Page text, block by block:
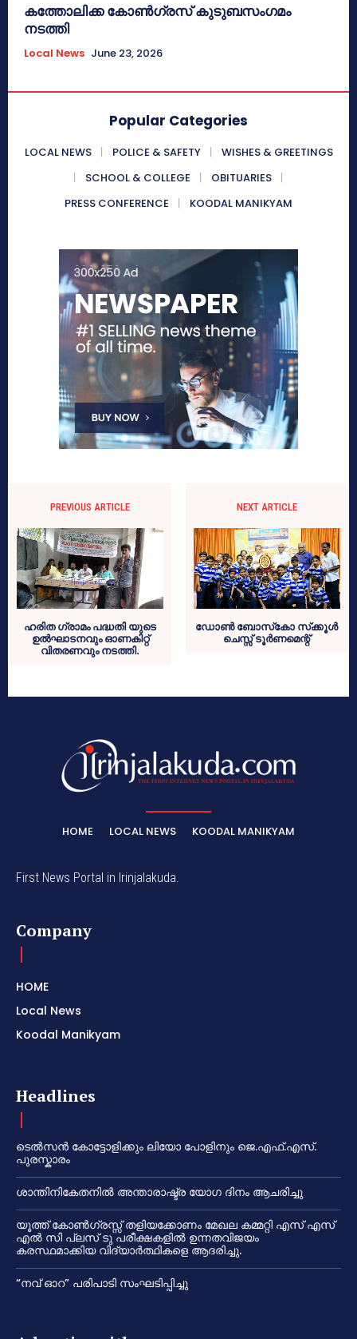
കത്തോലിക്ക കോൺഗ്രസ് കുടുബസംഗമം
നടത്തി
Local News June 23, 2026
Popular Categories
LOCAL NEWS POLICE & SAFETY
WISHES & GREETINGS
SCHOOL & COLLEGE
OBITUARIES
PRESS CONFERENCE
KOODAL MANIKYAM
PREVIOUS ARTICLE
ഹരിത ഗ്രാമം പദ്ധതി യുടെ
ഉല്‍ഘാടനവും ഓണകിറ്റ്
വിതരണവും നടത്തി.
NEXT ARTICLE
ഡോണ്‍ ബോസ്‌കോ സ്‌ക്കൂള്‍
ചെസ്സ് ടൂര്‍ണമെന്റ്
HOME LOCAL NEWS KOODAL MANIKYAM
First News Portal in Irinjalakuda.
Company
HOME
Local News
Koodal Manikyam
Headlines
ടെൽസൻ കോട്ടോളിക്കും ലിയോ പോളിനും ജെ.എഫ്.എസ്.
പുരസ്കാരം
ശാന്തിനികേതനിൽ അന്താരാഷ്ട്ര യോഗ ദിനം ആചരിച്ചു
യൂത്ത് കോൺഗ്രസ്സ് തളിയക്കോണം മേഖല കമ്മറ്റി എസ് എസ്
എൽ സി പ്ലസ് ടു പരീക്ഷകളിൽ ഉന്നതവിജയം
കരസ്ഥമാക്കിയ വിദ്യാർത്ഥികളെ ആദരിച്ചു.
“നവ് ഓറ” പരിപാടി സംഘടിപ്പിച്ചു